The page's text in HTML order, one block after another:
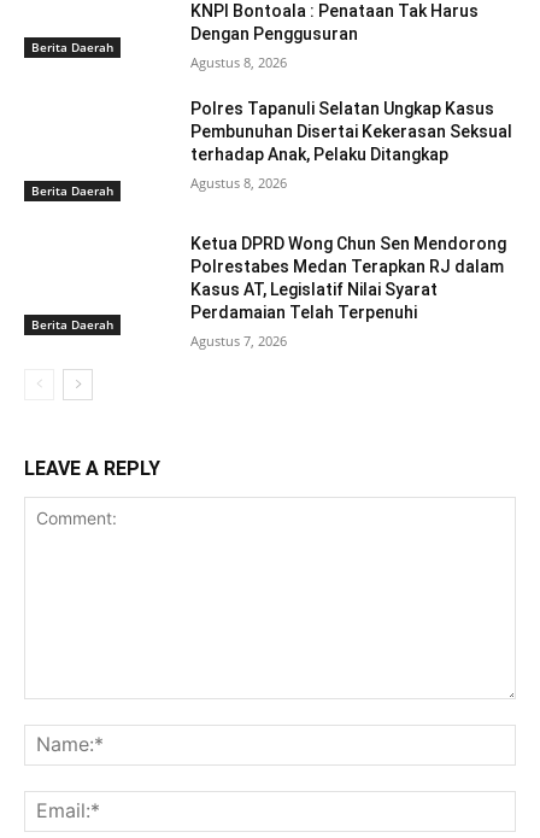
Berita Daerah
KNPI Bontoala : Penataan Tak Harus
Dengan Penggusuran
Agustus 8, 2026
Berita Daerah
Polres Tapanuli Selatan Ungkap Kasus
Pembunuhan Disertai Kekerasan Seksual
terhadap Anak, Pelaku Ditangkap
Agustus 8, 2026
Berita Daerah
Ketua DPRD Wong Chun Sen Mendorong
Polrestabes Medan Terapkan RJ dalam
Kasus AT, Legislatif Nilai Syarat
Perdamaian Telah Terpenuhi
Agustus 7, 2026
LEAVE A REPLY